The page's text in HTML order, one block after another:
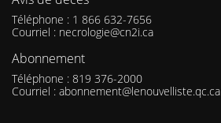
Téléphone : 1 866 632-7656
Courriel : necrologie@cn2i.ca
Abonnement
Téléphone : 819 376-2000
Courriel : abonnement@lenouvelliste.qc.ca